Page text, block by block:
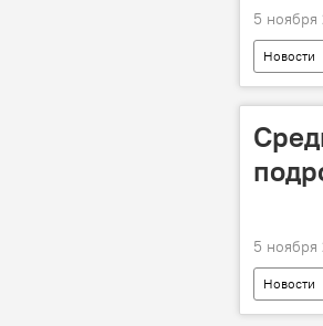
5 ноября
Новости
США
5 ноября
Новости